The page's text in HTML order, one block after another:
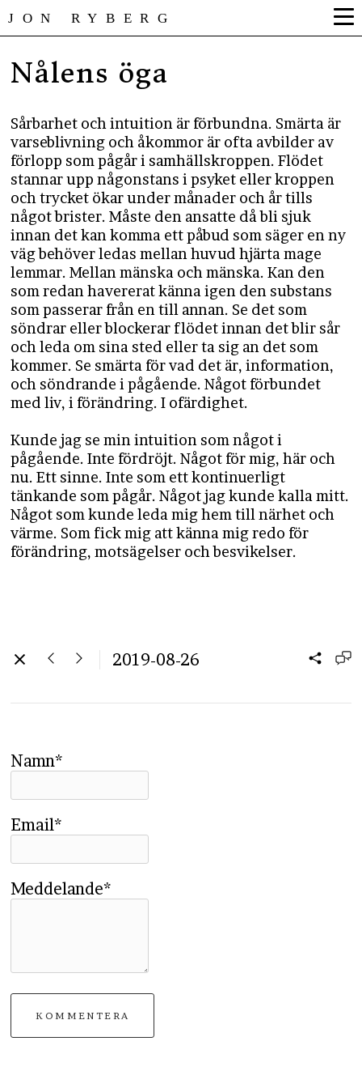
JON RYBERG
Nålens öga
Sårbarhet och intuition är förbundna. Smärta är
varseblivning och åkommor är ofta avbilder av
förlopp som pågår i samhällskroppen. Flödet
stannar upp någonstans i psyket eller kroppen
och trycket ökar under månader och år tills
något brister. Måste den ansatte då bli sjuk
innan det kan komma ett påbud som säger en ny
väg behöver ledas mellan huvud hjärta mage
lemmar. Mellan mänska och mänska. Kan den
som redan havererat känna igen den substans
som passerar från en till annan. Se det som
söndrar eller blockerar flödet innan det blir sår
och leda om sina sted eller ta sig an det som
kommer. Se smärta för vad det är, information,
och söndrande i pågående. Något förbundet
med liv, i förändring. I ofärdighet.
Kunde jag se min intuition som något i
pågående. Inte fördröjt. Något för mig, här och
nu. Ett sinne. Inte som ett kontinuerligt
tänkande som pågår. Något jag kunde kalla mitt.
Något som kunde leda mig hem till närhet och
värme. Som fick mig att känna mig redo för
förändring, motsägelser och besvikelser.
2019-08-26
Namn*
Email*
Meddelande*
KOMMENTERA